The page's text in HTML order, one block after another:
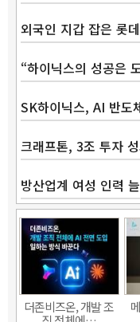
외국인 지갑 잡은 롯
“하이닉스의 성공은
SK하이닉스, AI 반
크래프톤, 3조 투자
방산업계 여성 인력
더존비즈온, 개발 조